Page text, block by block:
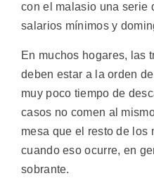
con el malasio una serie
salarios mínimos y
En muchos hogares, las
deben estar a la orden
muy poco tiempo de
casos no comen al
mesa que el resto de los
cuando eso ocurre, en
sobrante.